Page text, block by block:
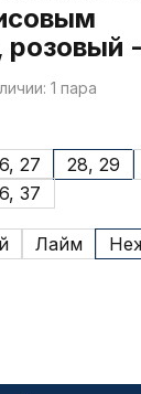
розовый
1 пара
27 28, 29
37
Лайм